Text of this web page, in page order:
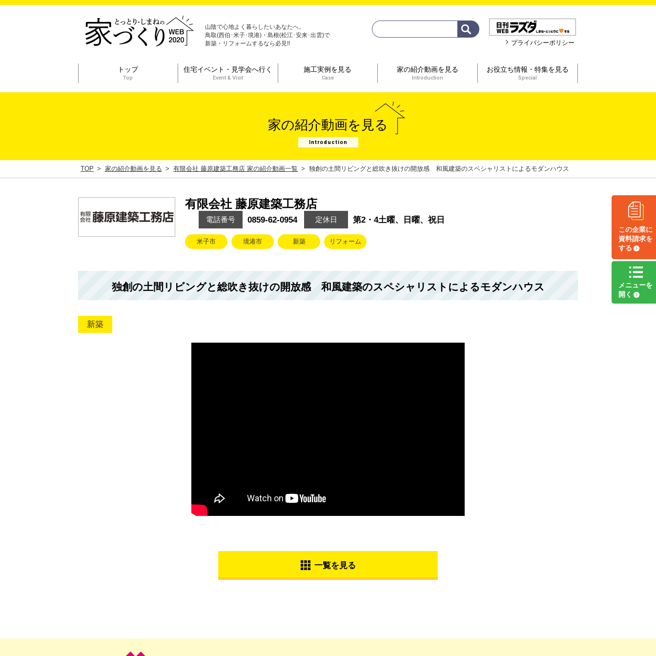
山陰で心地よく暮らしたいあなたへ。
鳥取(西伯･米子･境港)・島根(松江･安来･出雲)で
新築・リフォームするなら必見!!
プライバシーポリシー
トップ
Top
住宅イベント・見学会へ行く
Event & Visit
施工実例を見る
Case
家の紹介動画を見る
Introduction
お役立ち情報・特集を見る
Special
家の紹介動画を見る
Introduction
TOP 家の紹介動画を見る 有限会社 藤原建築工務店 家の紹介動画一覧 独創の土間リビングと総吹き抜けの開放感 和風建築のスペシャリストによるモダンハウス
有限会社 藤原建築工務店
電話番号 0859-62-0954 定休日 第2・4土曜、日曜、祝日
米子市 境港市 新築 リフォーム
独創の土間リビングと総吹き抜けの開放感 和風建築のスペシャリストによるモダンハウス
新築
一覧を見る
この企業に
資料請求を
する
メニューを
開く